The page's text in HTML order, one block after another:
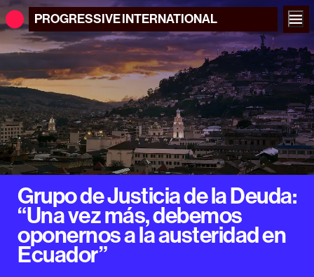
PROGRESSIVEINTERNATIONAL
Grupo de Justicia de la Deuda:
“Una vez más, debemos
oponernos a la austeridad en
Ecuador”